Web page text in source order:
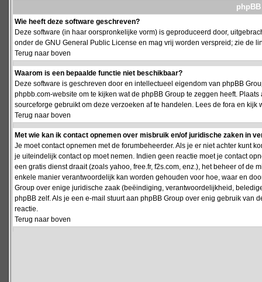
Wie heeft deze software geschreven?
Deze software (in haar oorspronkelijke vorm) is geproduceerd door,
onder de GNU General Public License en mag vrij worden verspreid; zie de
Terug naar boven
Waarom is een bepaalde functie niet beschikbaar?
Deze software is geschreven door en intellectueel eigendom van phpBB
phpbb.com-website om te kijken wat de phpBB Group te zeggen heeft.
sourceforge gebruikt om deze verzoeken af te handelen. Lees de fora en
Terug naar boven
Met wie kan ik contact opnemen over misbruik en/of juridische zaken in
Je moet contact opnemen met de forumbeheerder. Als je er niet achter kunt
je uiteindelijk contact op moet nemen. Indien geen reactie moet je contact
een gratis dienst draait (zoals yahoo, free.fr, f2s.com, enz.), het beheer of
enkele manier verantwoordelijk kan worden gehouden voor hoe, waar en
Group over enige juridische zaak (beëindiging, verantwoordelijkheid,
phpBB zelf. Als je een e-mail stuurt aan phpBB Group over enig gebruik
reactie.
Terug naar boven